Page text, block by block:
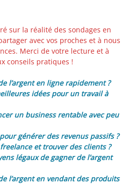
sur la réalité des sondages en
avec vos proches et à nous
Merci de votre lecture et à
conseils pratiques !
l’argent en ligne rapidement ?
idées pour un travail à
un business rentable avec peu
générer des revenus passifs ?
et trouver des clients ?
légaux de gagner de l’argent
l’argent en vendant des produits